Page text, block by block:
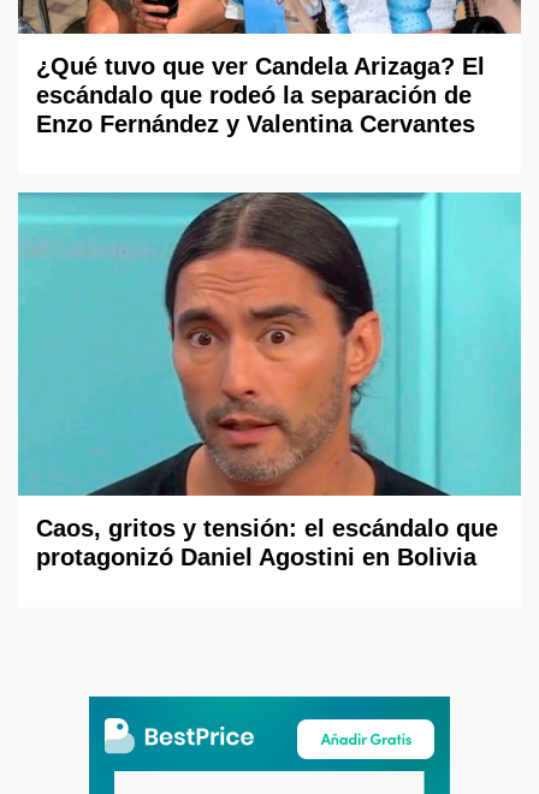
¿Qué tuvo que ver Candela Arizaga? El
escándalo que rodeó la separación de
Enzo Fernández y Valentina Cervantes
Caos, gritos y tensión: el escándalo que
protagonizó Daniel Agostini en Bolivia